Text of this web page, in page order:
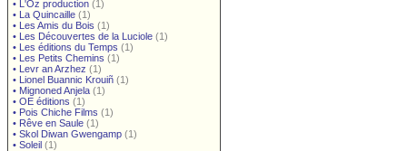
• L'Oz production (1)
• La Quincaille (1)
• Les Amis du Bois (1)
• Les Découvertes de la Luciole (1)
• Les éditions du Temps (1)
• Les Petits Chemins (1)
• Levr an Arzhez (1)
• Lionel Buannic Krouiñ (1)
• Mignoned Anjela (1)
• OE éditions (1)
• Pois Chiche Films (1)
• Rêve en Saule (1)
• Skol Diwan Gwengamp (1)
• Soleil (1)